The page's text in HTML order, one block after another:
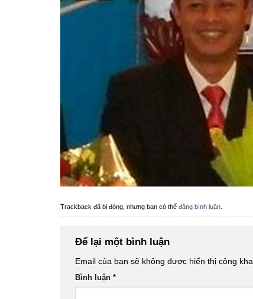
Trackback đã bị đóng, nhưng bạn có thể đăng bình luận.
Để lại một bình luận
Email của bạn sẽ không được hiển thị công
Bình luận *